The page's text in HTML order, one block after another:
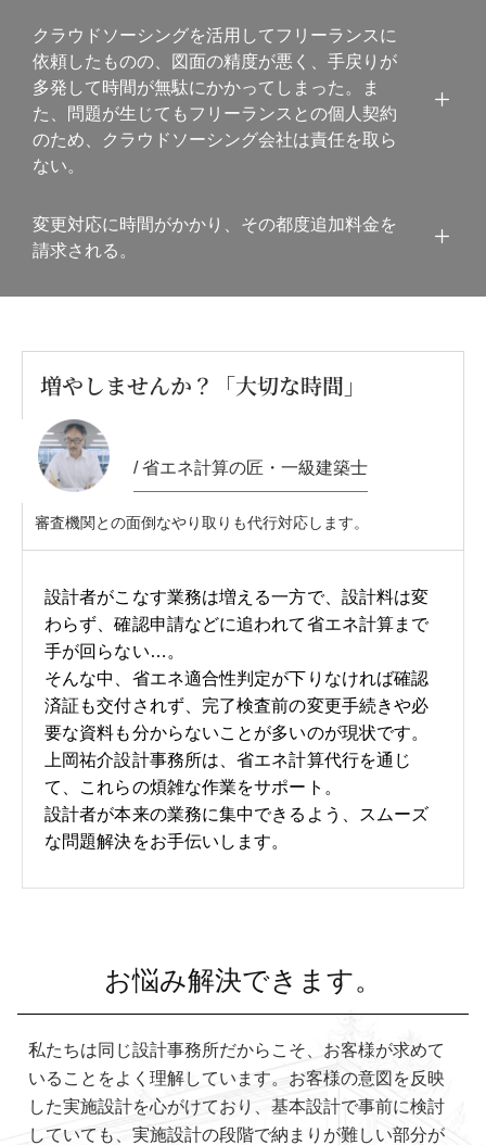
クラウドソーシングを活用してフリーランスに
依頼したものの、図面の精度が悪く、手戻りが
多発して時間が無駄にかかってしまった。ま
た、問題が生じてもフリーランスとの個人契約
のため、クラウドソーシング会社は責任を取ら
ない。
変更対応に時間がかかり、その都度追加料金を
請求される。
増やしませんか？「大切な時間」
/ 省エネ計算の匠・一級建築士
審査機関との面倒なやり取りも代行対応します。
設計者がこなす業務は増える一方で、設計料は変
わらず、確認申請などに追われて省エネ計算まで
手が回らない…。
そんな中、省エネ適合性判定が下りなければ確認
済証も交付されず、完了検査前の変更手続きや必
要な資料も分からないことが多いのが現状です。
上岡祐介設計事務所は、省エネ計算代行を通じ
て、これらの煩雑な作業をサポート。
設計者が本来の業務に集中できるよう、スムーズ
な問題解決をお手伝いします。
お悩み解決できます。
私たちは同じ設計事務所だからこそ、お客様が求めて
いることをよく理解しています。お客様の意図を反映
した実施設計を心がけており、基本設計で事前に検討
していても、実施設計の段階で納まりが難しい部分が